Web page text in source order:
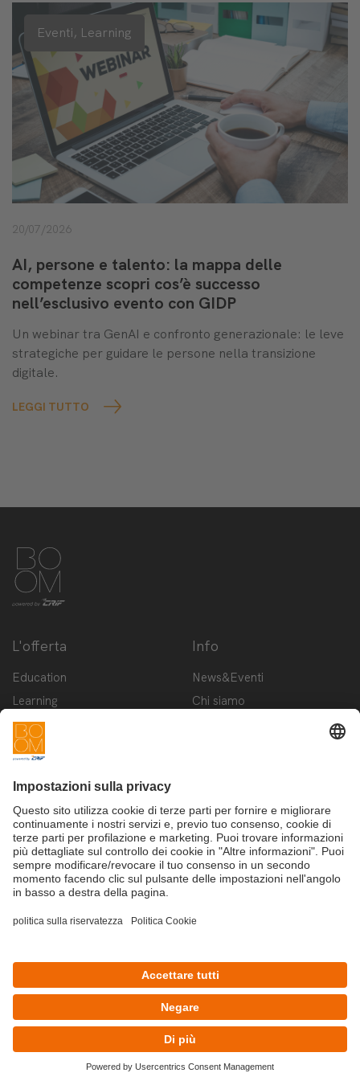
Eventi, Learning
20/07/2026
AI, persone e talento: la mappa delle
competenze scopri cos’è successo
nell’esclusivo evento con GIDP
Un webinar tra GenAI e confronto generazionale: le leve
strategiche per guidare le persone nella transizione
digitale.
LEGGI TUTTO
L'offerta
Education
Learning
Innovation
Startup
Info
News&Eventi
Chi siamo
Iscriviti alla newsletter BOOM
This site is protected by reCAPTCHA and the Google
Terms of Serviceapply
©Copyright 2025 - CRIF S.p.A.
CRIF S.p.A.: Via della Beverara, 21 | 40131 Bologna | Italy